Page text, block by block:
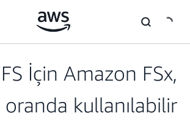
İçin Amazon FSx,
oranda kullanılabilir